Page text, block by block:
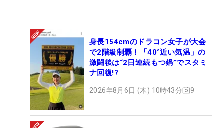
身長154cmのドラコン女子が大会
で2階級制覇！「40°近い気温」の
激闘後は“2日連続もつ鍋”でスタミ
ナ回復!?
2026年8月6日 (木) 10時43分 9